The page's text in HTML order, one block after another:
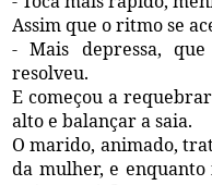
Assim que o ritmo se
- Mais depressa,
resolveu.
E começou a
alto e balançar a saia.
O marido, animado,
da mulher, e enquanto